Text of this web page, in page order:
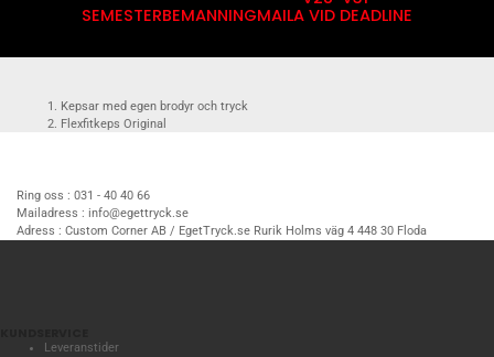
SEMESTERBEMANNINGMAILA VID DEADLINE
Kepsar med egen brodyr och tryck
Flexfitkeps Original
Ring oss : 031 - 40 40 66
Mailadress : info@egettryck.se
Adress : Custom Corner AB / EgetTryck.se Rurik Holms väg 4 448 30 Floda
Leveranstider